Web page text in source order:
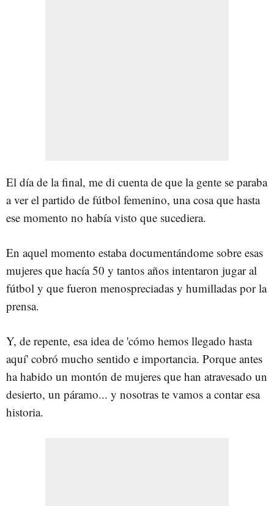
El día de la final, me di cuenta de que la gente se paraba
a ver el partido de fútbol femenino, una cosa que hasta
ese momento no había visto que sucediera.
En aquel momento estaba documentándome sobre esas
mujeres que hacía 50 y tantos años intentaron jugar al
fútbol y que fueron menospreciadas y humilladas por la
prensa.
Y, de repente, esa idea de 'cómo hemos llegado hasta
aquí' cobró mucho sentido e importancia. Porque antes
ha habido un montón de mujeres que han atravesado un
desierto, un páramo... y nosotras te vamos a contar esa
historia.